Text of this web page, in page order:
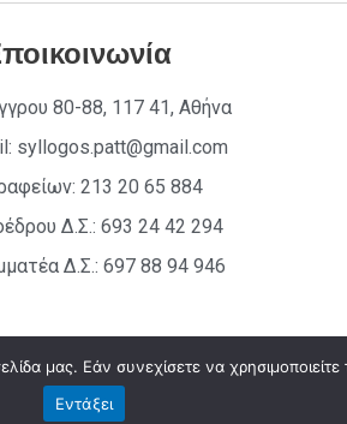
80-88, 117 41, Αθήνα
syllogos.patt@gmail.com
213 20 65 884
Δ.Σ.: 693 24 42 294
Δ.Σ.: 697 88 94 946
Περιφέρειας Αττικής
μας. Εάν συνεχίσετε να
Εντάξει